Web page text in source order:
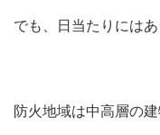
でも、日当たりには
防火地域は中高層の